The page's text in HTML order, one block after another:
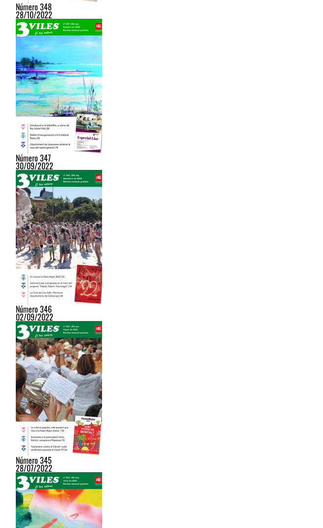
Número 348
28/10/2022
Número 347
30/09/2022
Número 346
02/09/2022
Número 345
28/07/2022